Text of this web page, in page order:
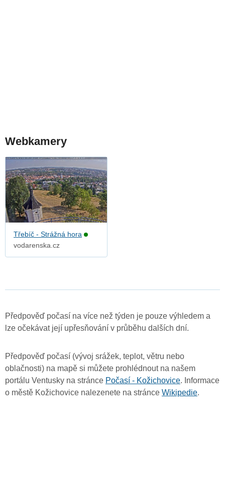
Webkamery
Třebíč - Strážná hora
vodarenska.cz
Předpověď počasí na více než týden je pouze výhledem a
lze očekávat její upřesňování v průběhu dalších dní.
Předpověď počasí (vývoj srážek, teplot, větru nebo
oblačnosti) na mapě si můžete prohlédnout na našem
portálu Ventusky na stránce Počasí - Kožichovice. Informace
o městě Kožichovice nalezenete na stránce Wikipedie.